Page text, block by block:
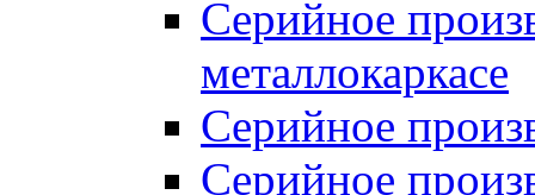
Серийное
металлокаркасе
Серийное
Серийное